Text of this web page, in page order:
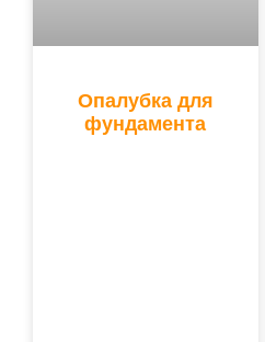
Опалубка для
фундамента